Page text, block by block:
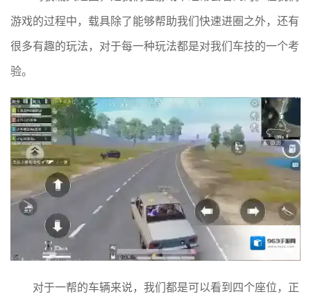
游戏的过程中，载具除了能够帮助我们快速进圈之外，还有
很多有趣的玩法，对于每一种玩法都是对我们车技的一个考
验。
对于一帮的车辆来说，我们都是可以看到四个座位，正